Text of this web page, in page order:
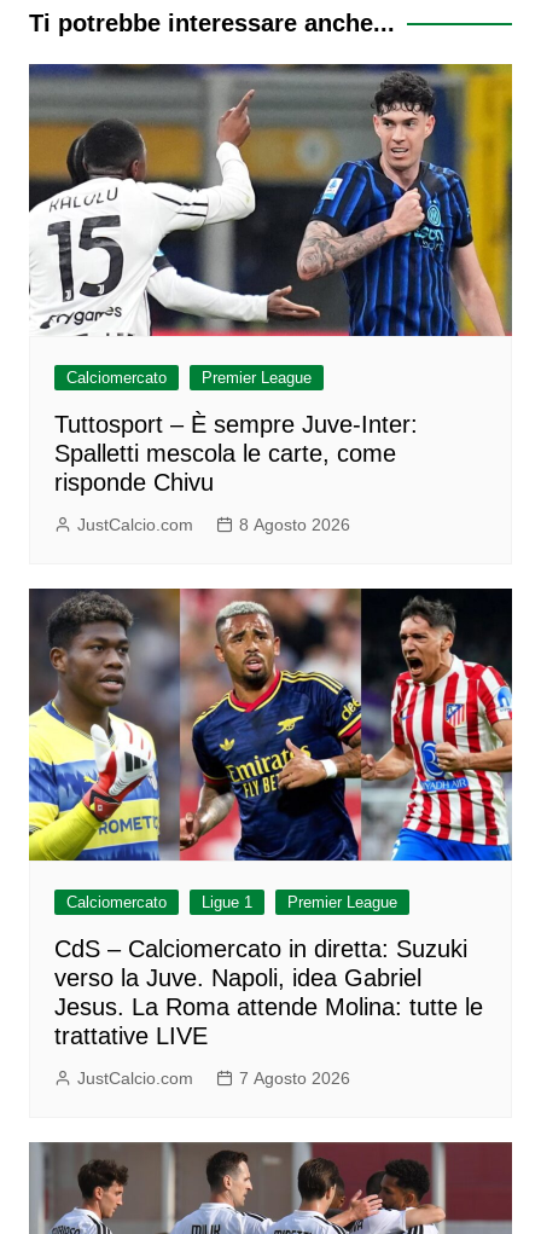
Ti potrebbe interessare anche...
Calciomercato Premier League
Tuttosport – È sempre Juve-Inter:
Spalletti mescola le carte, come
risponde Chivu
JustCalcio.com 8 Agosto 2026
Calciomercato Ligue 1 Premier League
CdS – Calciomercato in diretta: Suzuki
verso la Juve. Napoli, idea Gabriel
Jesus. La Roma attende Molina: tutte le
trattative LIVE
JustCalcio.com 7 Agosto 2026